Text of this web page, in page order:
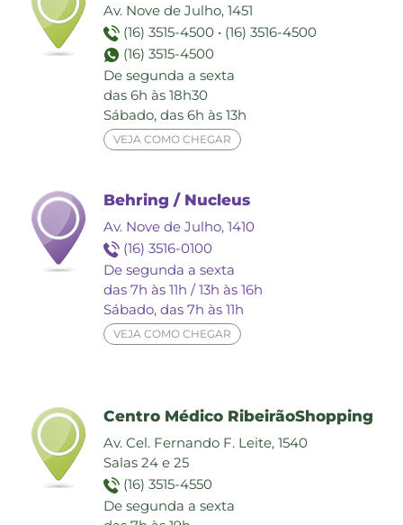
Av. Nove de Julho, 1451
(16) 3515-4500 • (16) 3516-4500
(16) 3515-4500
De segunda a sexta
das 6h às 18h30
Sábado, das 6h às 13h
VEJA COMO CHEGAR
Behring / Nucleus
Av. Nove de Julho, 1410
(16) 3516-0100
De segunda a sexta
das 7h às 11h / 13h às 16h
Sábado, das 7h às 11h
VEJA COMO CHEGAR
Centro Médico RibeirãoShopping
Av. Cel. Fernando F. Leite, 1540
Salas 24 e 25
(16) 3515-4550
De segunda a sexta